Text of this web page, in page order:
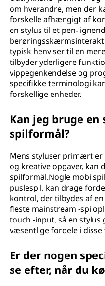
om hverandre, men der
forskelle afhængigt af
en stylus til et pen-
typisk henviser til en
tilbyder yderligere
vippegenkendelse og
specifikke terminologi
forskellige enheder.
Kan jeg bruge
spilformål?
Mens styluser primært
og kreative opgaver, kan
spilformål.Nogle
puslespil, kan drage
kontrol, der tilbydes af
fleste mainstream -
touch -input, så en stylus
væsentlige fordele i
Er der nogen
se efter, når du